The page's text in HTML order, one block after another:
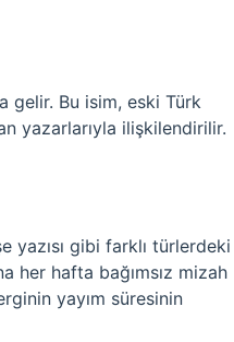
gelir. Bu isim, eski Türk
yazarlarıyla ilişkilendirilir.
yazısı gibi farklı türlerdeki
her hafta bağımsız mizah
yayım süresinin